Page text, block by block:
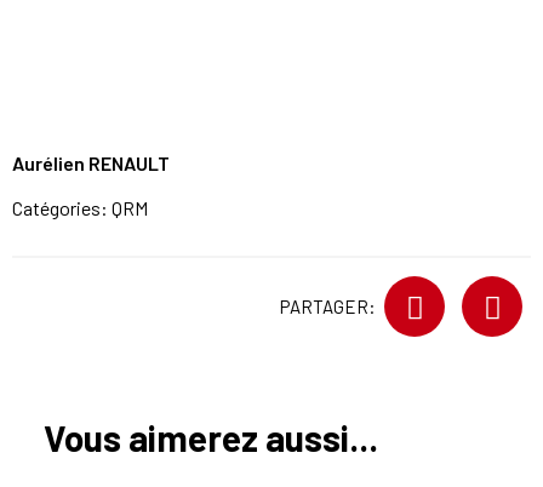
Aurélien RENAULT
Catégories: QRM
PARTAGER:
Vous aimerez aussi...